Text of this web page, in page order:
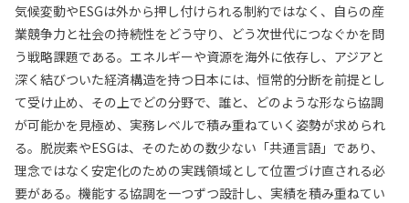
気候変動やESGは外から押し付けられる制約ではなく、自らの産
業競争力と社会の持続性をどう守り、どう次世代につなぐかを問
う戦略課題である。エネルギーや資源を海外に依存し、アジアと
深く結びついた経済構造を持つ日本には、恒常的分断を前提とし
て受け止め、その上でどの分野で、誰と、どのような形なら協調
が可能かを見極め、実務レベルで積み重ねていく姿勢が求められ
る。脱炭素やESGは、そのための数少ない「共通言語」であり、
理念ではなく安定化のための実践領域として位置づけ直される必
要がある。機能する協調を一つずつ設計し、実績を積み重ねてい